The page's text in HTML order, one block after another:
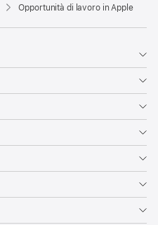
Opportunità di lavoro in Apple